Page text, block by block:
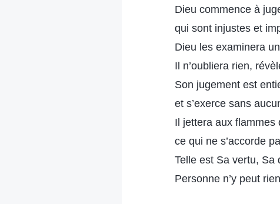
Dieu commence à
qui sont injustes et
Dieu les examinera
Il n’oubliera rien,
Son jugement est
et s’exerce sans
Il jettera aux flammes
ce qui ne s’accorde
Telle est Sa vertu, Sa
Personne n’y peut